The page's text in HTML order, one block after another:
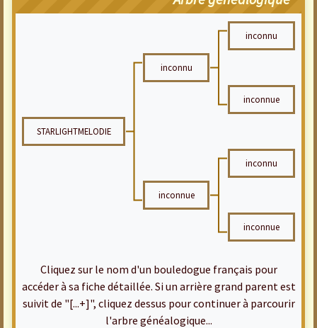
inconnu
inconnu
inconnue
STARLIGHTMELODIE
inconnu
inconnue
inconnue
Cliquez sur le nom d'un bouledogue français pour
accéder à sa fiche détaillée. Si un arrière grand parent est
suivit de "[...+]", cliquez dessus pour continuer à parcourir
l'arbre généalogique...